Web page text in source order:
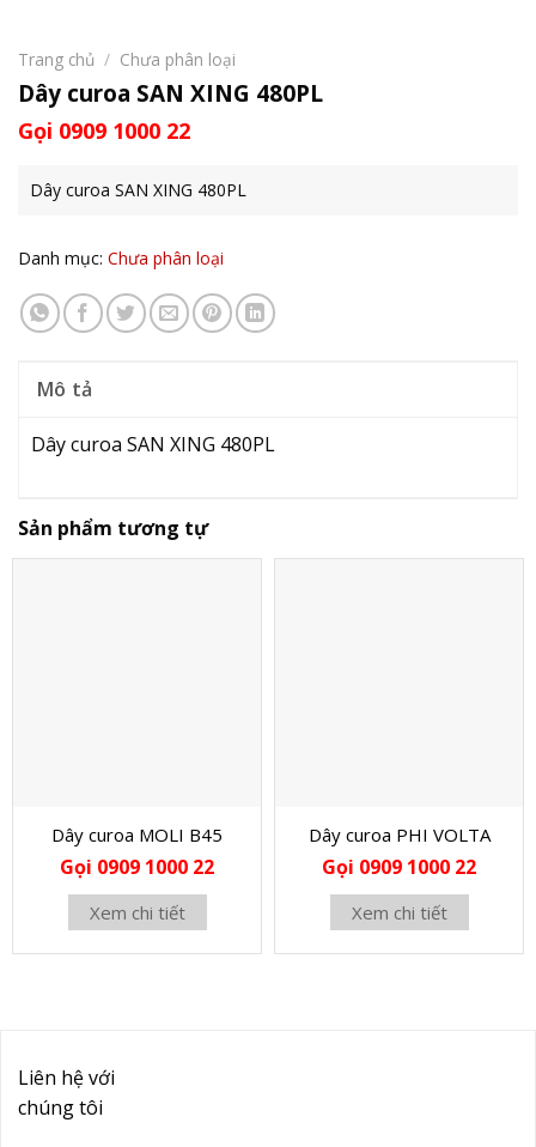
Trang chủ / Chưa phân loại
Dây curoa SAN XING 480PL
Gọi 0909 1000 22
Dây curoa SAN XING 480PL
Danh mục: Chưa phân loại
Mô tả
Dây curoa SAN XING 480PL
Sản phẩm tương tự
Dây curoa MOLI B45
Gọi 0909 1000 22
Xem chi tiết
Dây curoa PHI VOLTA
Gọi 0909 1000 22
Xem chi tiết
Liên hệ với
chúng tôi